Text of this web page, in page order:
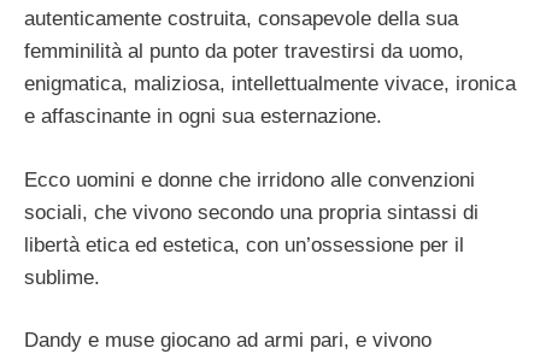
autenticamente costruita, consapevole della sua
femminilità al punto da poter travestirsi da uomo,
enigmatica, maliziosa, intellettualmente vivace, ironica
e affascinante in ogni sua esternazione.
Ecco uomini e donne che irridono alle convenzioni
sociali, che vivono secondo una propria sintassi di
libertà etica ed estetica, con un’ossessione per il
sublime.
Dandy e muse giocano ad armi pari, e vivono